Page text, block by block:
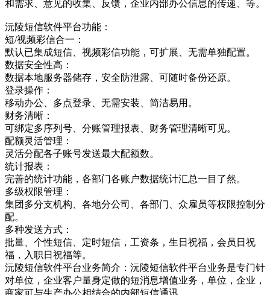
和需求、意见的收集、反馈，企业内部办公信息的传递、等。
沅陵短信软件平台功能：
短/视频彩信合一：
默认已集成短信、视频彩信功能，可扩展、无需单独配置。
数据安全性高：
数据本地服务器储存，安全防泄露、可随时备份还原。
登录操作：
移动办公、多点登录、无需安装、简洁易用。
财务清晰：
可绑定多序列号、分账管理报表、财务管理清晰可见。
配额灵活管理：
灵活分配各子账号发送最大配额数。
统计报表：
完善的统计功能，各部门各账户数据统计汇总一目了然。
多级权限管理：
集团多分支机构、各地分公司、各部门、众雇员等权限控制分
配。
多种发送方式：
批量、个性短信、定时短信，工资条，生日祝福，会员日祝
福，入职日祝福等。
沅陵短信软件平台业务简介：沅陵短信软件平台业务是专门针
对单位，企业客户量身定做的短消息增值业务，单位，企业，
商家可与生产办公相结合的内部短信通讯，